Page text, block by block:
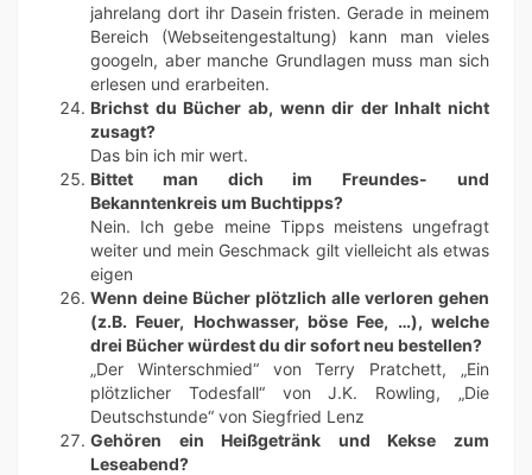
jahrelang dort ihr Dasein fristen. Gerade in meinem
Bereich (Webseitengestaltung) kann man vieles
googeln, aber manche Grundlagen muss man sich
erlesen und erarbeiten.
Brichst du Bücher ab, wenn dir der Inhalt nicht
zusagt?
Das bin ich mir wert.
Bittet man dich im Freundes- und
Bekanntenkreis um Buchtipps?
Nein. Ich gebe meine Tipps meistens ungefragt
weiter und mein Geschmack gilt vielleicht als etwas
eigen
Wenn deine Bücher plötzlich alle verloren gehen
(z.B. Feuer, Hochwasser, böse Fee, …), welche
drei Bücher würdest du dir sofort neu bestellen?
„Der Winterschmied“ von Terry Pratchett, „Ein
plötzlicher Todesfall“ von J.K. Rowling, „Die
Deutschstunde“ von Siegfried Lenz
Gehören ein Heißgetränk und Kekse zum
Leseabend?